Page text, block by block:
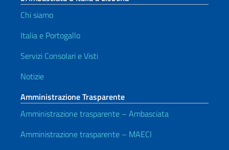
Chi siamo
Italia e Portogallo
Servizi Consolari e Visti
Notizie
Amministrazione Trasparente
Amministrazione trasparente – Ambasciata
Amministrazione trasparente – MAECI